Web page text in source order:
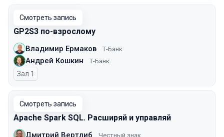
Смотреть запись
GP2S3 по-взрослому
Владимир Ермаков Т-Банк
Андрей Кошкин Т-Банк
Зал 1
Смотреть запись
Apache Spark SQL. Расширяй и управляй
Дмитрий Вертлиб Честный знак